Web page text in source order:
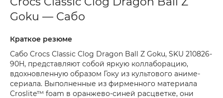
Goku — Сабо
Краткое резюме
Сабо Crocs Classic Clog Dragon Ball Z Goku, SKU 210826-
90H, представляют собой яркую коллаборацию,
вдохновленную образом Гоку из культового аниме-
сериала. Выполненные из фирменного материала
Croslite™ foam в оранжево-синей расцветке, они